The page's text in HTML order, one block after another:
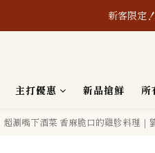
新客限定
主打優惠 新品搶鮮 所
超涮嘴下酒菜 香麻脆口的雞胗料理｜